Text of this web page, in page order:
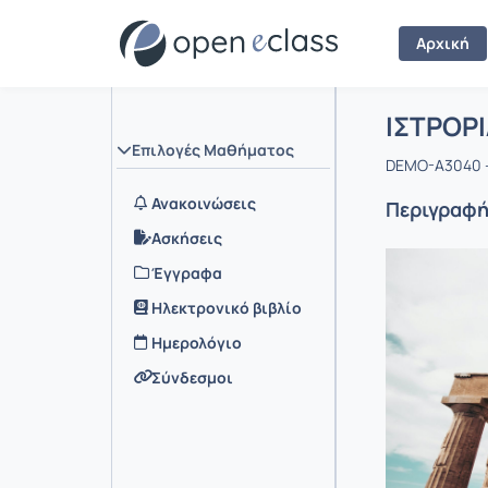
Αρχική
Επιλογές Μαθήματος
Ανακοινώσεις
Ασκήσεις
Έγγραφα
Ηλεκτρονικό βιβλίο
Ημερολόγιο
Σύνδεσμοι
Αρχική
Μάθημα
DEMO-A3040